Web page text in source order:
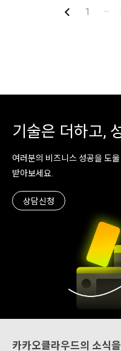
바
1 ···
기술은 더하고,
여러분의 비즈니스 성공을 도
받아보세요.
상담신청
카카오클라우드의 소식